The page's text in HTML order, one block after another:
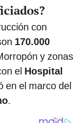
con
170.000
y zonas
el Hospital
en el marco del
.